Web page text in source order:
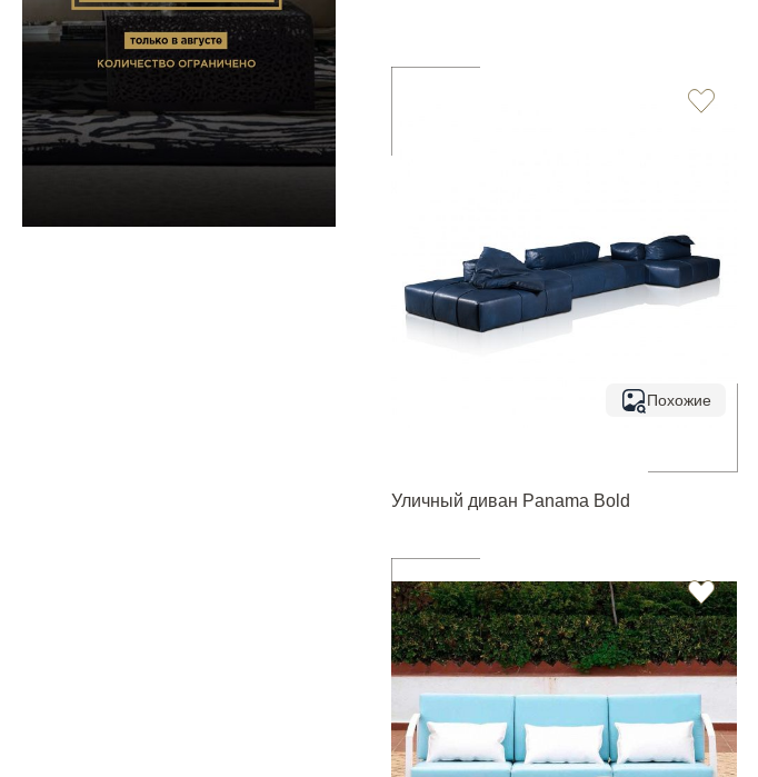
Похожие
Уличный диван Panama Bold